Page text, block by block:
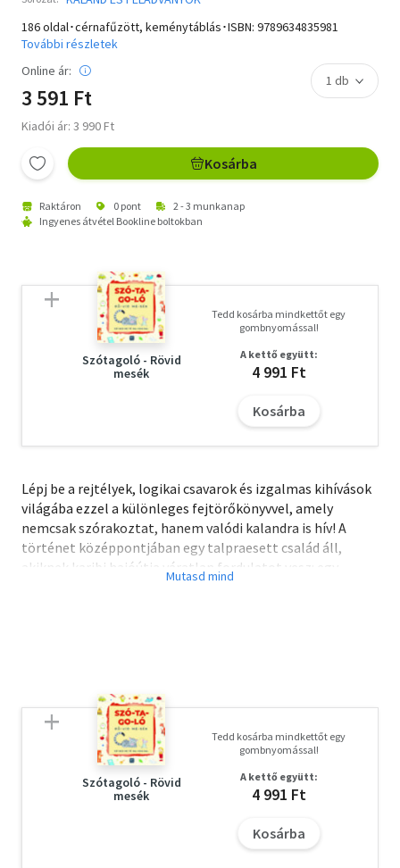
186 oldal･cérnafűzött, keménytáblás･ISBN: 9789634835981
További részletek
Online ár:
3 591 Ft
Kiadói ár: 3 990 Ft
Kosárba
Raktáron 0 pont
2 - 3 munkanap
Ingyenes átvétel Bookline boltokban
Szótagoló - Rövid
mesék
Tedd kosárba mindkettőt egy
gombnyomással!
A kettő együtt:
4 991 Ft
Kosárba
Lépj be a rejtélyek, logikai csavarok és izgalmas kihívások
világába ezzel a különleges fejtörőkönyvvel, amely
nemcsak szórakoztat, hanem valódi kalandra is hív! A
történet középpontjában egy talpraesett család áll,
akiknek karibi hajóútja váratlan fordulatot vesz: egy
tomboló vihar után egy törékeny lélekvesztőn találják
Szótagoló - Rövid
mesék
Tedd kosárba mindkettőt egy
gombnyomással!
A kettő együtt:
4 991 Ft
Kosárba